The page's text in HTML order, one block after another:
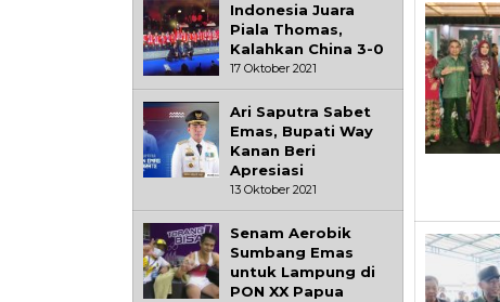
Indonesia Juara
Piala Thomas,
Kalahkan China 3-0
17 Oktober 2021
Ari Saputra Sabet
Emas, Bupati Way
Kanan Beri
Apresiasi
13 Oktober 2021
Senam Aerobik
Sumbang Emas
untuk Lampung di
PON XX Papua